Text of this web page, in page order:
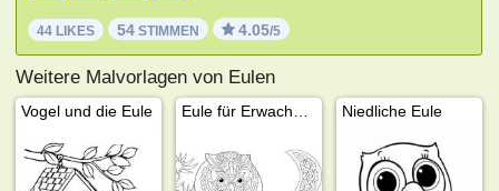
44 LIKES 54 STIMMEN 4.05/5
Weitere Malvorlagen von Eulen
Vogel und die Eule Niedliche Eule